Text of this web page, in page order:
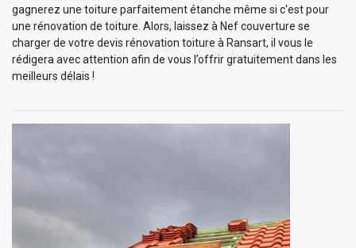
gagnerez une toiture parfaitement étanche même si c'est pour
une rénovation de toiture. Alors, laissez à Nef couverture se
charger de votre devis rénovation toiture à Ransart, il vous le
rédigera avec attention afin de vous l’offrir gratuitement dans les
meilleurs délais !